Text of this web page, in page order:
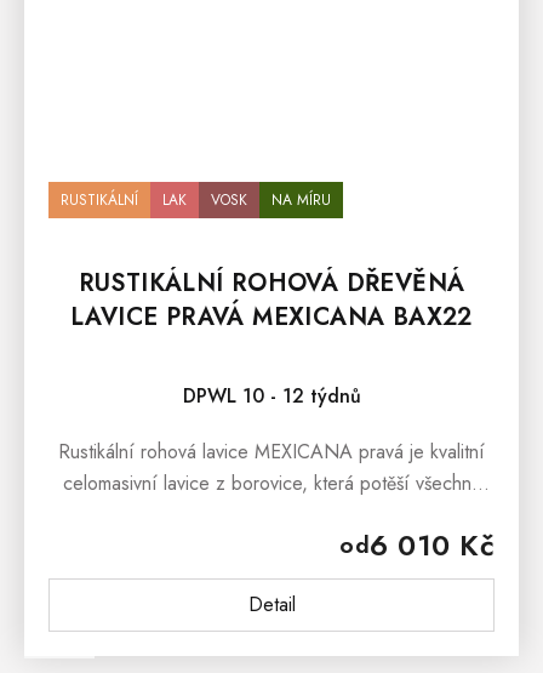
RUSTIKÁLNÍ LAK VOSK NA MÍRU
RUSTIKÁLNÍ ROHOVÁ DŘEVĚNÁ
LAVICE PRAVÁ MEXICANA BAX22
DPWL 10 - 12 týdnů
od6 010 Kč
Detail
Rustikální rohová lavice MEXICANA pravá je kvalitní
celomasivní lavice z borovice, která potěší všechny